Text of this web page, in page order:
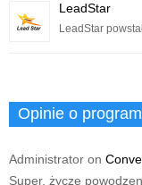
LeadStar
LeadStar
Opinie o
Administrator on
Super, życzę